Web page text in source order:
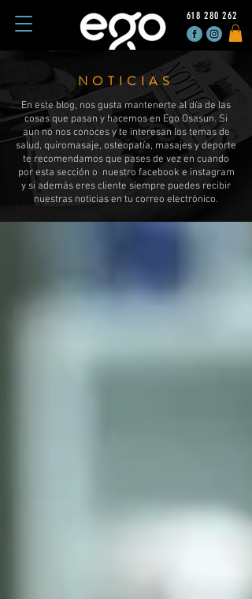
618 280 262
NOTICIAS
En este blog, nos gusta mantenerte al día de las
cosas que pasan y hacemos en Ego Osasun. Si
aun no nos conoces y te interesan los temas de
salud, quiromasaje, osteopatía, masajes y deporte
te recomendamos que pases de vez en cuando
por esta sección o nuestro facebook e instagram
y si además eres cliente siempre puedes recibir
nuestras noticias en tu correo electrónico.